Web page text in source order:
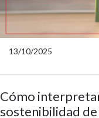
13/10/2025
Cómo
sostenibilidad de